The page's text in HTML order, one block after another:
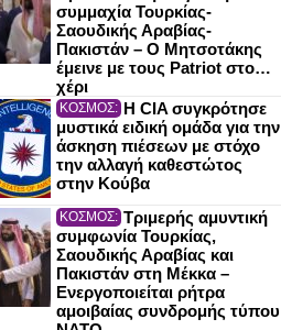
συμμαχία Τουρκίας-
Σαουδικής Αραβίας-
Πακιστάν – Ο Μητσοτάκης
έμεινε με τους Patriot στο…
χέρι
ΚΟΣΜΟΣ: Η CIA συγκρότησε
μυστικά ειδική ομάδα για την
άσκηση πιέσεων με στόχο
την αλλαγή καθεστώτος
στην Κούβα
ΚΟΣΜΟΣ: Τριμερής αμυντική
συμφωνία Τουρκίας,
Σαουδικής Αραβίας και
Πακιστάν στη Μέκκα –
Ενεργοποιείται ρήτρα
αμοιβαίας συνδρομής τύπου